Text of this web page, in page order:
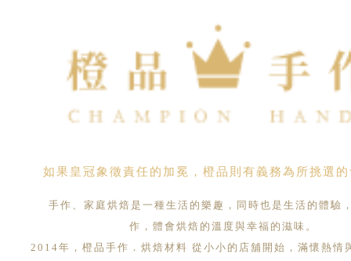
如果皇冠象徵責任的加冕，橙品則有義務為所挑選
手作、家庭烘焙是一種生活的樂趣，同時也是生活的體驗
作，體會烘焙的溫度與幸福的滋味。
2014年，橙品手作．烘焙材料 從小小的店舖開始，滿懷熱情